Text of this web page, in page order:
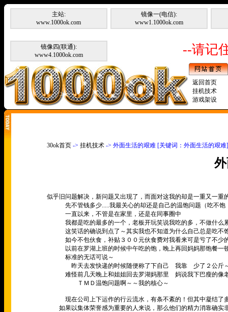
主站:
www.1000ok.com
镜像一(电信):
www1.1000ok.com
镜像四(联通):
www4.1000ok.com
--请记
返回首页
挂机技术
游戏架设
30ok首页 -> 挂机技术 -> 外面生活的艰难 [关键词：外面生活的艰难]
似乎旧问题解决，新问题又出现了，而面对这我的却是一重又一重
先不管钱多少.....我最关心的却还是自己的温饱问题（吃不
一直以来，不管是在家里，还是在同事圈中
我都是吃的最多的一个，老板开玩笑说我吃的多，不做什么
这笑话的确说到点了～其实我也不知道为什么自己总是吃不
如今不包伙食，补贴３００元伙食费对我看来可是亏了不
以前在罗湖上班的时候中午吃的饱，晚上再回妈妈那饱餐一顿
标准的无话可说～
昨天去发快递的时候随便称了下自己 我靠 少了２公
难怪前几天晚上和姐姐回去罗湖妈那里 妈说我下巴瘦的像
ＴＭＤ温饱问题啊～～我的核心～
现在公司上下运作的行云流水，有条不紊的！但其中凝结了
如果以集体荣誉感为重要的人来说，那么他们的精力消靠确